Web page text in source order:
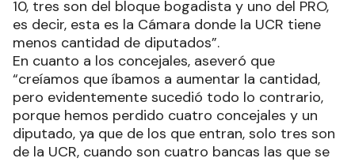
10, tres son del bloque bogadista y uno del PRO,
es decir, esta es la Cámara donde la UCR tiene
menos cantidad de diputados”.
En cuanto a los concejales, aseveró que
“creíamos que íbamos a aumentar la cantidad,
pero evidentemente sucedió todo lo contrario,
porque hemos perdido cuatro concejales y un
diputado, ya que de los que entran, solo tres son
de la UCR, cuando son cuatro bancas las que se